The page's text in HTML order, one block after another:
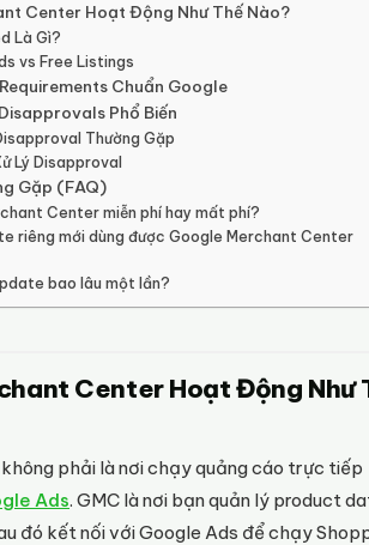
Center Hoạt Động Như Thế Nào?
Là Gì?
vs Free Listings
Chuẩn Google
Phổ Biến
Thường Gặp
Lý Disapproval
Gặp (FAQ)
Center miễn phí hay mất phí?
riêng mới dùng được Google Merchant Center
bao lâu một lần?
Center Hoạt Động Như
phải là nơi chạy quảng cáo trực
Ads. GMC là nơi bạn quản lý product
đó kết nối với Google Ads để chạy